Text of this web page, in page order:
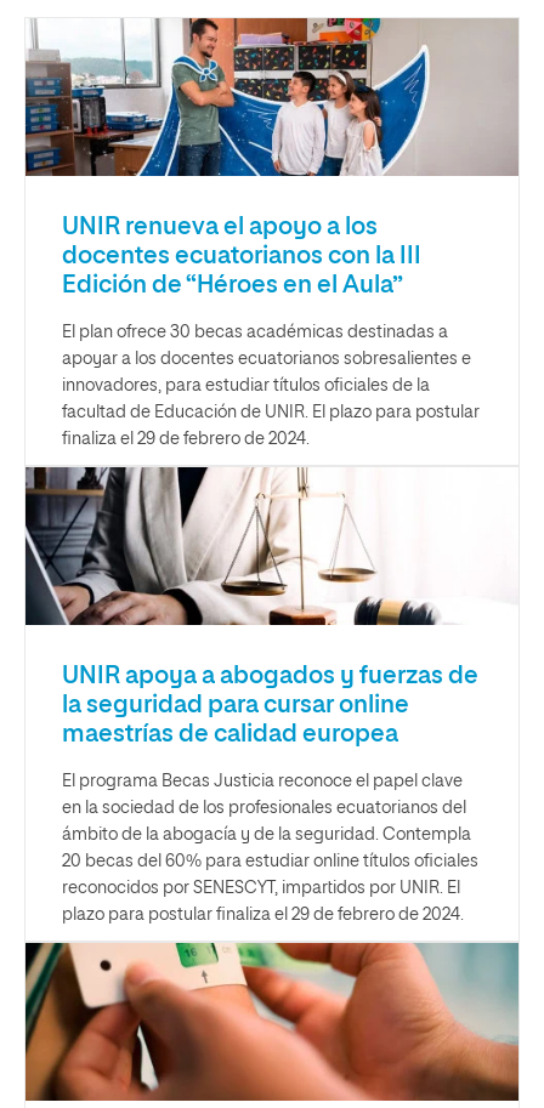
UNIR renueva el apoyo a los
docentes ecuatorianos con la III
Edición de “Héroes en el Aula”
El plan ofrece 30 becas académicas destinadas a
apoyar a los docentes ecuatorianos sobresalientes e
innovadores, para estudiar títulos oficiales de la
facultad de Educación de UNIR. El plazo para postular
finaliza el 29 de febrero de 2024.
UNIR apoya a abogados y fuerzas de
la seguridad para cursar online
maestrías de calidad europea
El programa Becas Justicia reconoce el papel clave
en la sociedad de los profesionales ecuatorianos del
ámbito de la abogacía y de la seguridad. Contempla
20 becas del 60% para estudiar online títulos oficiales
reconocidos por SENESCYT, impartidos por UNIR. El
plazo para postular finaliza el 29 de febrero de 2024.